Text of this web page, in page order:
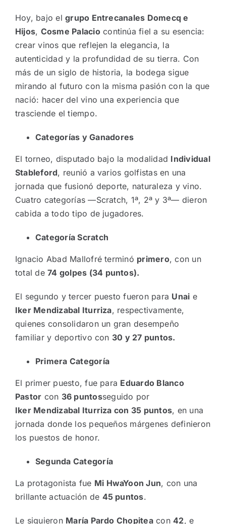
Hoy, bajo elgrupo Entrecanales Domecq e
Hijos, Cosme Palaciocontinúa fiel a su esencia:
crear vinos que reflejen la elegancia, la
autenticidad y la profundidad de su tierra. Con
más de un siglo de historia, la bodega sigue
mirando al futuro con la misma pasión con la que
nació: hacer del vino una experiencia que
trasciende el tiempo.
Categorías y Ganadores
El torneo, disputado bajo la modalidad Individual
Stableford, reunió a varios golfistas en una
jornada que fusionó deporte, naturaleza y vino.
Cuatro categorías —Scratch, 1ª, 2ª y 3ª— dieron
cabida a todo tipo de jugadores.
Categoría Scratch
Ignacio Abad Mallofré terminó primero, con un
total de74 golpes (34 puntos).
El segundo y tercer puesto fueron para Unai e
Iker Mendizabal Iturriza, respectivamente,
quienes consolidaron un gran desempeño
familiar y deportivo con 30 y 27 puntos.
Primera Categoría
El primer puesto, fue para Eduardo Blanco
Pastor con 36 puntosseguido por
Iker Mendizabal Iturriza con 35 puntos, en una
jornada donde los pequeños márgenes definieron
los puestos de honor.
Segunda Categoría
La protagonista fue Mi HwaYoon Jun, con una
brillante actuación de 45 puntos.
Le siguieron María Pardo Chopiteacon42, e